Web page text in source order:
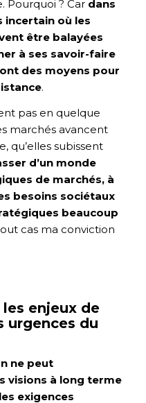
Pourquoi ? Car dans
incertain où les
être balayées
à ses savoir-faire
des moyens pour
.
pas en quelque
marchés avancent
qu’elles subissent
d’un monde
de marchés, à
besoins sociétaux
beaucoup
cas ma conviction
enjeux de
urgences du
ne peut
visions à long terme
exigences